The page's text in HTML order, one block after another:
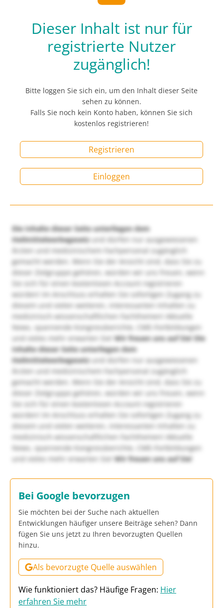
Dieser Inhalt ist nur für
registrierte Nutzer
zugänglich!
Bitte loggen Sie sich ein, um den Inhalt dieser Seite
sehen zu können.
Falls Sie noch kein Konto haben, können Sie sich
kostenlos registrieren!
Registrieren
Einloggen
Die Inhalte dieser Seite unterliegen dem
Heilmittelwerbegesetzund dürfen nur ausgewiesenen
Ärzten und medizinischem Fachpersonal zugänglich
gemacht werden. Wenn Sie der Ansicht sind, dass Sie zu
dieser Zielgruppe gehören, würden wir uns freuen, wenn
Sie sich für einen kostenlosen Account registrieren
würden! Im Anschluss erhalten Sie sofortigen Zugang zu
diesem und vielen weiteren, interessanten Inhalten zu
medizinisch-wissenschaftlichen Fachthemen! Aktuelle
News, spannende Kongressberichte, CME-Fortbildungen
und vieles mehr erwarten Sie!Wir freuen uns auf Sie! Die
Inhalte dieser Seite unterliegen dem
Heilmittelwerbegesetzund dürfen nur ausgewiesenen
Ärzten und medizinischem Fachpersonal zugänglich
gemacht werden. Wenn Sie der Ansicht sind, dass Sie zu
dieser Zielgruppe gehören, würden wir uns freuen, wenn
Sie sich für einen kostenlosen Account registrieren
würden! Im Anschluss erhalten Sie sofortigen Zugang zu
diesem und vielen weiteren, interessanten Inhalten zu
medizinisch-wissenschaftlichen Fachthemen! Aktuelle
News, spannende Kongressberichte, CME-Fortbildungen
und vieles mehr erwarten Sie!Wir freuen uns auf Sie!
Bei Google bevorzugen
Sie möchten bei der Suche nach aktuellen
Entwicklungen häufiger unsere Beiträge sehen? Dann
fügen Sie uns jetzt zu Ihren bevorzugten Quellen
hinzu.
Als bevorzugte Quelle auswählen
Wie funktioniert das? Häufige Fragen: Hier
erfahren Sie mehr